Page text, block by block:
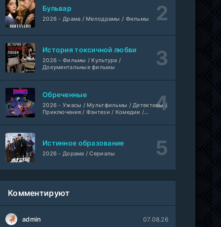
Игра лжецов
1 сезон мультфильм
1-18 серия
AnimeVost, Субтитры, SHIZA Project, Dream Cast, Reanimedia, AniBaza
Бульвар
2026 - Драма / Мелодрамы / Фильмы
История токсичной любви
2026 - Фильмы / Культура /
Документальные фильмы
Обреченные
2026 - Ужасы / Мультфильмы / Детективы /
Приключения / Фэнтези / Комедии /
Истинное образование
2026 - Дорама / Сериалы
Комментируют
admin 07.08.26